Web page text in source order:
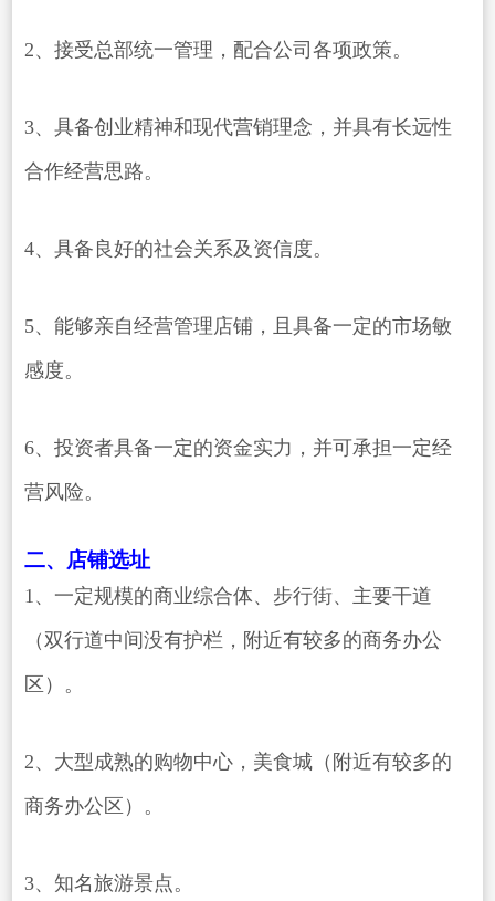
2、接受总部统一管理，配合公司各项政策。
3、具备创业精神和现代营销理念，并具有长远性
合作经营思路。
4、具备良好的社会关系及资信度。
5、能够亲自经营管理店铺，且具备一定的市场敏
感度。
6、投资者具备一定的资金实力，并可承担一定经
营风险。
二、店铺选址
1、一定规模的商业综合体、步行街、主要干道
（双行道中间没有护栏，附近有较多的商务办公
区）。
2、大型成熟的购物中心，美食城（附近有较多的
商务办公区）。
3、知名旅游景点。